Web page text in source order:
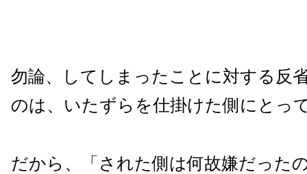
勿論、してしまったことに対する反
のは、いたずらを仕掛けた側にとっ
だから、「された側は何故嫌だった